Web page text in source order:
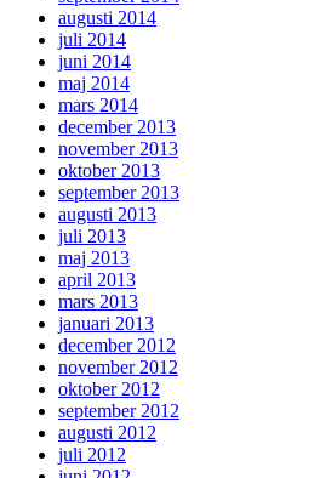
augusti 2014
juli 2014
juni 2014
maj 2014
mars 2014
december 2013
november 2013
oktober 2013
september 2013
augusti 2013
juli 2013
maj 2013
april 2013
mars 2013
januari 2013
december 2012
november 2012
oktober 2012
september 2012
augusti 2012
juli 2012